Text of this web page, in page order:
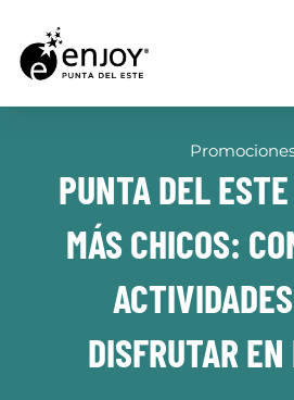
PUNTA DEL
MÁS CHICOS:
DISFRUTAR